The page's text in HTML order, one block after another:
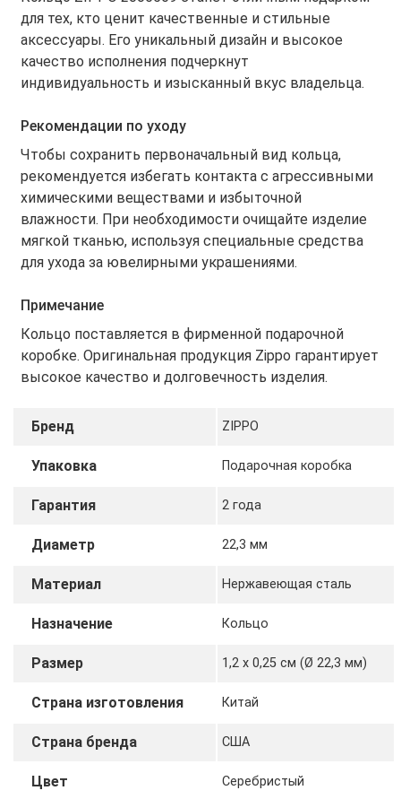
для тех, кто ценит качественные и стильные
аксессуары. Его уникальный дизайн и высокое
качество исполнения подчеркнут
индивидуальность и изысканный вкус владельца.
Рекомендации по уходу
Чтобы сохранить первоначальный вид кольца,
рекомендуется избегать контакта с агрессивными
химическими веществами и избыточной
влажности. При необходимости очищайте изделие
мягкой тканью, используя специальные средства
для ухода за ювелирными украшениями.
Примечание
Кольцо поставляется в фирменной подарочной
коробке. Оригинальная продукция Zippo гарантирует
высокое качество и долговечность изделия.
Бренд ZIPPO
Упаковка Подарочная коробка
Гарантия 2 года
Диаметр 22,3 мм
Материал Нержавеющая сталь
Назначение Кольцо
Размер 1,2 x 0,25 см (Ø 22,3 мм)
Страна изготовления Китай
Страна бренда США
Цвет Серебристый